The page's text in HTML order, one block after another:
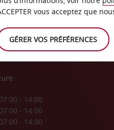
07:00 - 14:00
07:00 - 14:00
07:00 - 14:00
vous acceptez que
GÉRER VOS PRÉFÉRENCES